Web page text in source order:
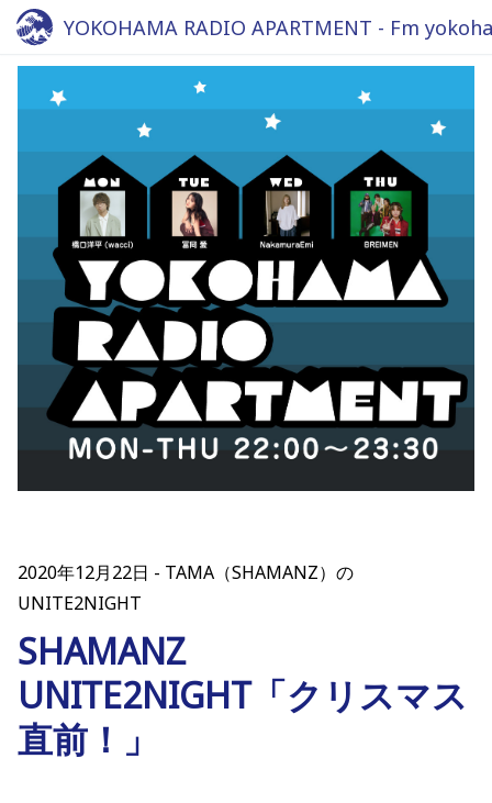
YOKOHAMA RADIO APARTMENT - Fm
2020年12月22日
TAMA（SHAMANZ）の
UNITE2NIGHT
SHAMANZ
UNITE2NIGHT「クリスマス
直前！」